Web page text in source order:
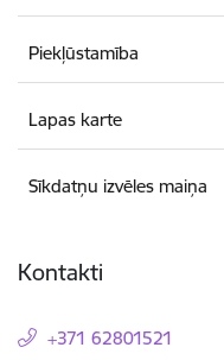
Piekļūstamība
Lapas karte
Sīkdatņu izvēles maiņa
Kontakti
+371 62801521